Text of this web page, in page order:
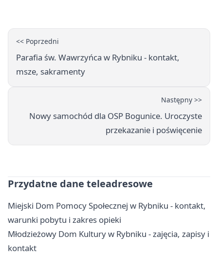
<< Poprzedni
Parafia św. Wawrzyńca w Rybniku - kontakt,
msze, sakramenty
Następny >>
Nowy samochód dla OSP Bogunice. Uroczyste
przekazanie i poświęcenie
Przydatne dane teleadresowe
Miejski Dom Pomocy Społecznej w Rybniku - kontakt,
warunki pobytu i zakres opieki
Młodzieżowy Dom Kultury w Rybniku - zajęcia, zapisy i
kontakt